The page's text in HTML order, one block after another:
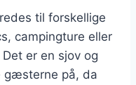
til forskellige
campingture eller
er en sjov og
gæsterne på, da